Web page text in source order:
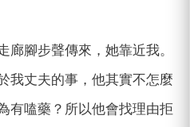
廊腳步聲傳來，她靠近我。
我丈夫的事，他其實不怎麼
有嗑藥？所以他會找理由拒